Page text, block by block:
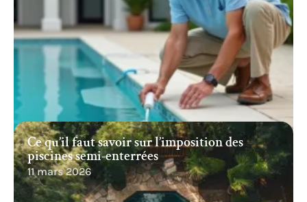
Ce qu’il faut savoir sur l’imposition des
piscines semi-enterrées
11 mars 2026